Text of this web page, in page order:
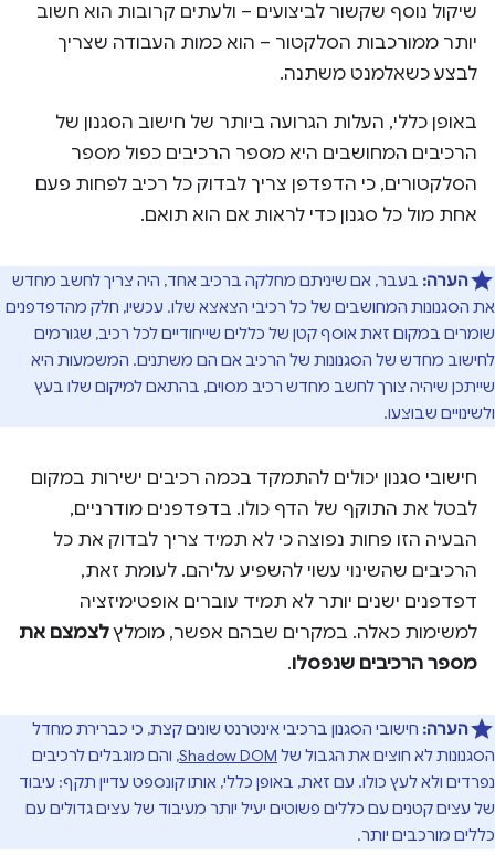
שיקול נוסף שקשור לביצועים – ולעתים קרובות הוא חשוב
יותר ממורכבות הסלקטור – הוא כמות העבודה שצריך
לבצע כשאלמנט משתנה.
באופן כללי, העלות הגרועה ביותר של חישוב הסגנון של
הרכיבים המחושבים היא מספר הרכיבים כפול מספר
הסלקטורים, כי הדפדפן צריך לבדוק כל רכיב לפחות פעם
אחת מול כל סגנון כדי לראות אם הוא תואם.
הערה: בעבר, אם שיניתם מחלקה ברכיב אחד, היה צריך לחשב מחדש
את הסגנונות המחושבים של כל רכיבי הצאצא שלו. עכשיו, חלק מהדפדפנים
שומרים במקום זאת אוסף קטן של כללים שייחודיים לכל רכיב, שגורמים
לחישוב מחדש של הסגנונות של הרכיב אם הם משתנים. המשמעות היא
שייתכן שיהיה צורך לחשב מחדש רכיב מסוים, בהתאם למיקום שלו בעץ
ולשינויים שבוצעו.
חישובי סגנון יכולים להתמקד בכמה רכיבים ישירות במקום
לבטל את התוקף של הדף כולו. בדפדפנים מודרניים,
הבעיה הזו פחות נפוצה כי לא תמיד צריך לבדוק את כל
הרכיבים שהשינוי עשוי להשפיע עליהם. לעומת זאת,
דפדפנים ישנים יותר לא תמיד עוברים אופטימיזציה
למשימות כאלה. במקרים שבהם אפשר, מומלץלצמצם את
מספר הרכיבים שנפסלו.
הערה: חישובי הסגנון ברכיבי אינטרנט שונים קצת, כי כברירת מחדל
הסגנונות לא חוצים את הגבול של Shadow DOM, והם מוגבלים לרכיבים
נפרדים ולא לעץ כולו. עם זאת, באופן כללי, אותו קונספט עדיין תקף: עיבוד
של עצים קטנים עם כללים פשוטים יעיל יותר מעיבוד של עצים גדולים עם
כללים מורכבים יותר.